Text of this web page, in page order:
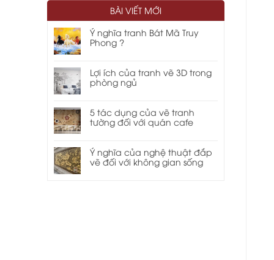
BÀI VIẾT MỚI
Ý nghĩa tranh Bát Mã Truy
Phong ?
Lợi ích của tranh vẽ 3D trong
phòng ngủ
5 tác dụng của vẽ tranh
tường đối với quán cafe
Ý nghĩa của nghệ thuật đắp
vẽ đối với không gian sống